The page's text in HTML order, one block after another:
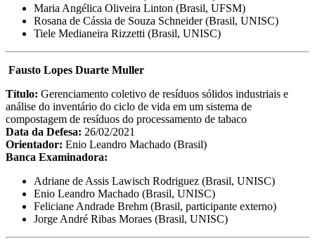
Maria Angélica Oliveira Linton (Brasil, UFSM)
Rosana de Cássia de Souza Schneider (Brasil, UNISC)
Tiele Medianeira Rizzetti (Brasil, UNISC)
Fausto Lopes Duarte Muller
Título: Gerenciamento coletivo de resíduos sólidos industriais e
análise do inventário do ciclo de vida em um sistema de
compostagem de resíduos do processamento de tabaco
Data da Defesa: 26/02/2021
Orientador: Enio Leandro Machado (Brasil)
Banca Examinadora:
Adriane de Assis Lawisch Rodriguez (Brasil, UNISC)
Enio Leandro Machado (Brasil, UNISC)
Feliciane Andrade Brehm (Brasil, participante externo)
Jorge André Ribas Moraes (Brasil, UNISC)